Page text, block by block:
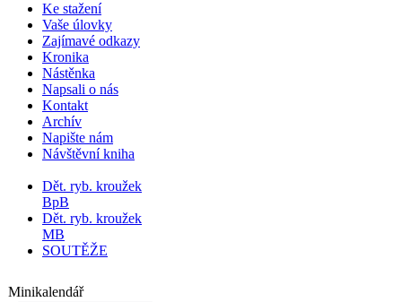
Ke stažení
Vaše úlovky
Zajímavé odkazy
Kronika
Nástěnka
Napsali o nás
Kontakt
Archív
Napište nám
Návštěvní kniha
Dět. ryb. kroužek
BpB
Dět. ryb. kroužek
MB
SOUTĚŽE
Minikalendář